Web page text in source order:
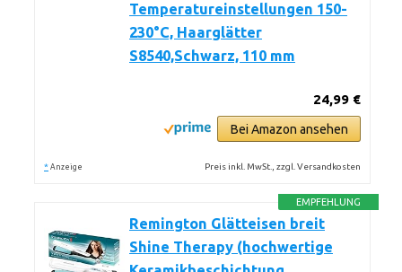
Temperatureinstellungen 150-
230°C, Haarglätter
S8540,Schwarz, 110 mm
24,99 €
Bei Amazon ansehen
* Anzeige Preis inkl. MwSt., zzgl. Versandkosten
EMPFEHLUNG
Remington Glätteisen breit
Shine Therapy (hochwertige